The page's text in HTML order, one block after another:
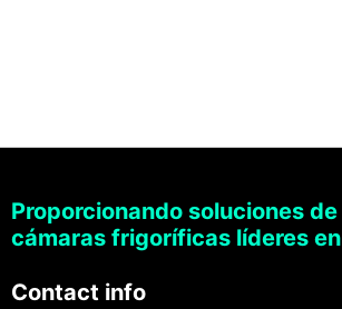
Proporcionando soluciones de
cámaras frigoríficas líderes
Contact info